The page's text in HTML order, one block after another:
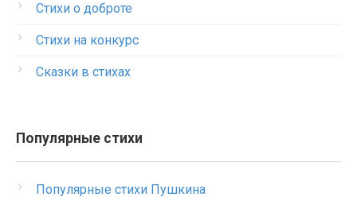
Стихи о доброте
Стихи на конкурс
Сказки в стихах
Популярные стихи
Популярные стихи Пушкина